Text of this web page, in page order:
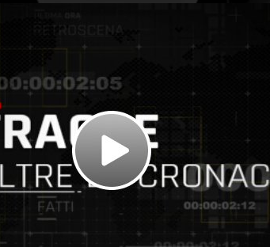
Play
Video